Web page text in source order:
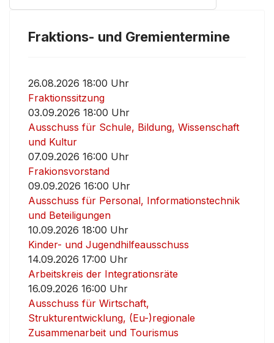
Fraktions- und Gremientermine
26.08.2026 18:00 Uhr
Fraktionssitzung
03.09.2026 18:00 Uhr
Ausschuss für Schule, Bildung, Wissenschaft
und Kultur
07.09.2026 16:00 Uhr
Frakionsvorstand
09.09.2026 16:00 Uhr
Ausschuss für Personal, Informationstechnik
und Beteiligungen
10.09.2026 18:00 Uhr
Kinder- und Jugendhilfeausschuss
14.09.2026 17:00 Uhr
Arbeitskreis der Integrationsräte
16.09.2026 16:00 Uhr
Ausschuss für Wirtschaft,
Strukturentwicklung, (Eu-)regionale
Zusammenarbeit und Tourismus